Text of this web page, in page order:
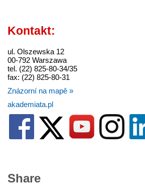
Kontakt:
ul. Olszewska 12
00-792 Warszawa
tel. (22) 825-80-34/35
fax: (22) 825-80-31
Znázorní na mapě »
akademiata.pl
Share